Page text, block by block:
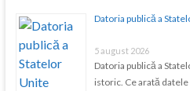
Datoria publică a
5 august 2026
Datoria publică a
istoric. Ce arată datele